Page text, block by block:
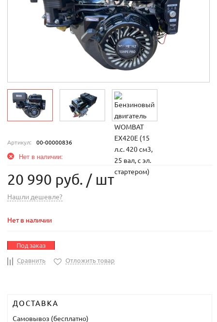
Артикул: 00-00000836
Нет в наличии:
20 990 руб. / шт
Нашли дешевле?
Нет в наличии
Под заказ
Сравнить Отложить товар
ДОСТАВКА
Самовывоз (бесплатно)